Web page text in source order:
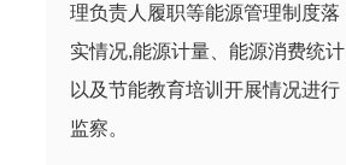
理负责人履职等能源管理制度落
实情况,能源计量、能源消费统计
以及节能教育培训开展情况进行
监察。